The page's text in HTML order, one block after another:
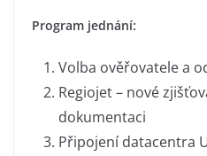
Program jednání:
Volba ověřovatele a
Regiojet – nové
dokumentaci
Připojení datacentra